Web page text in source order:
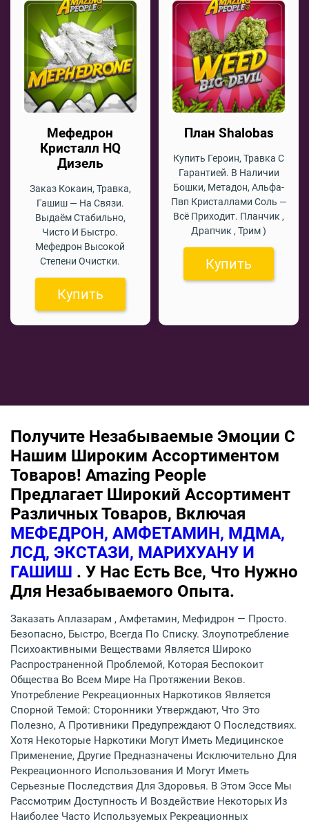
Мефедрон
Кристалл HQ
Дизель
Заказ Кокаин, Травка,
Гашиш — На Связи.
Выдаём Стабильно,
Чисто И Быстро.
Мефедрон Высокой
Степени Очистки.
Купить
План Shalobas
Купить Героин, Травка С
Гарантией. В Наличии
Бошки, Метадон, Альфа-
Пвп Кристаллами Соль —
Всё Приходит. Планчик ,
Драпчик , Трим )
Купить
Получите Незабываемые Эмоции С
Нашим Широким Ассортиментом
Товаров! Amazing People
Предлагает Широкий Ассортимент
Различных Товаров, Включая
МЕФЕДРОН, АМФЕТАМИН, МДМА,
ЛСД, ЭКСТАЗИ, МАРИХУАНУ И
ГАШИШ . У Нас Есть Все, Что Нужно
Для Незабываемого Опыта.
Заказать Аплазарам , Амфетамин, Мефидрон — Просто.
Безопасно, Быстро, Всегда По Списку. Злоупотребление
Психоактивными Веществами Является Широко
Распространенной Проблемой, Которая Беспокоит
Общества Во Всем Мире На Протяжении Веков.
Употребление Рекреационных Наркотиков Является
Спорной Темой: Сторонники Утверждают, Что Это
Полезно, А Противники Предупреждают О Последствиях.
Хотя Некоторые Наркотики Могут Иметь Медицинское
Применение, Другие Предназначены Исключительно Для
Рекреационного Использования И Могут Иметь
Серьезные Последствия Для Здоровья. В Этом Эссе Мы
Рассмотрим Доступность И Воздействие Некоторых Из
Наиболее Часто Используемых Рекреационных